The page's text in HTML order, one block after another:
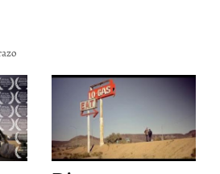
Diamante
Eléctrico:
Camino a Las
Vegas